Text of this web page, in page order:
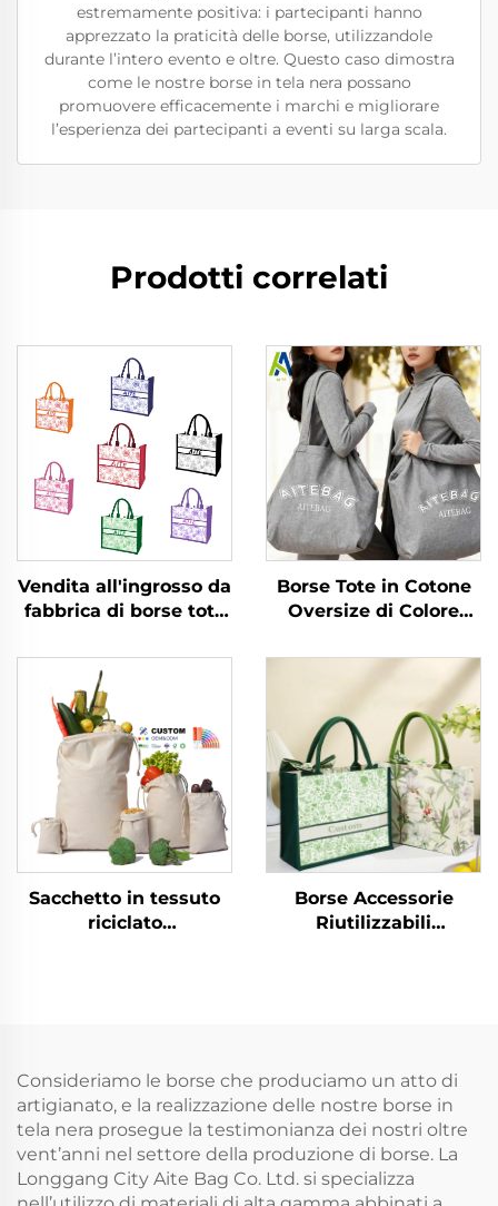
estremamente positiva: i partecipanti hanno
apprezzato la praticità delle borse, utilizzandole
durante l’intero evento e oltre. Questo caso dimostra
come le nostre borse in tela nera possano
promuovere efficacemente i marchi e migliorare
l’esperienza dei partecipanti a eventi su larga scala.
Prodotti correlati
Vendita all'ingrosso da
fabbrica di borse tote
design vintage floreale
con fibbia nascosta e
stampa a
trasferimento termico,
ideali come regalo
Borse Tote in Cotone
Oversize di Colore
Tela di Cotone
Durevoli, Borsone
Gigante per Weekend,
Grande Borsa per la
Spesa, Borsa Sportiva
Sacchetto in tessuto
riciclato
Borse Accessorie
Riutilizzabili
Personalizzazione
Regalo
Consideriamo le borse che produciamo un atto di
artigianato, e la realizzazione delle nostre borse in
tela nera prosegue la testimonianza dei nostri oltre
vent’anni nel settore della produzione di borse. La
Longgang City Aite Bag Co. Ltd. si specializza